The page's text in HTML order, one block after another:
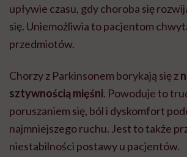
upływie czasu, gdy choroba się
się. Uniemożliwia to pacjentom
przedmiotów.
Chorzy z Parkinsonem borykają się z
sztywnością mięśni. Powoduje to
poruszaniem się, ból i dyskomfort
najmniejszego ruchu. Jest to także
niestabilności postawy u pacjentów.